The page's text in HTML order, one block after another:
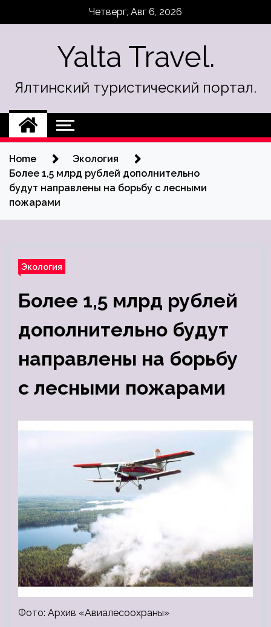
Четверг, Авг 6, 2026
Yalta Travel.
Ялтинский туристический портал.
Home
Экология
Более 1,5 млрд рублей дополнительно
будут направлены на борьбу с лесными
пожарами
Экология
Более 1,5 млрд рублей
дополнительно будут
направлены на борьбу
с лесными пожарами
Фото: Архив «Авиалесоохраны»